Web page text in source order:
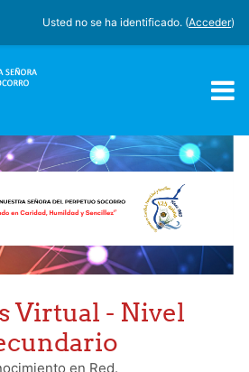
Usted no se ha identificado. (Acceder)
Virtual - Nivel
en Red.